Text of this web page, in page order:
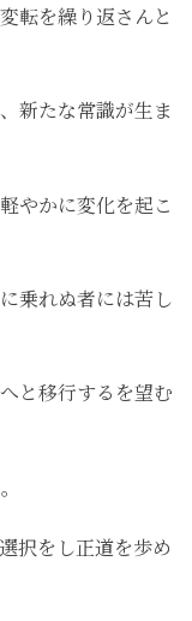
転を繰り返さんと
新たな常識が生ま
やかに変化を起こ
乗れぬ者には苦し
と移行するを望む
択をし正道を歩め